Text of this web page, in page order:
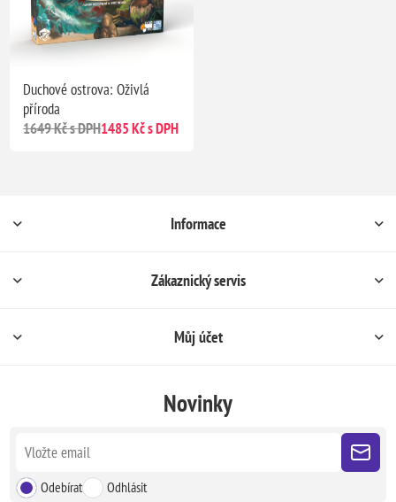
Duchové ostrova: Oživlá
příroda
1649 Kč s DPH1485 Kč s DPH
Informace
Zákaznický servis
Můj účet
Novinky
Odebírat Odhlásit